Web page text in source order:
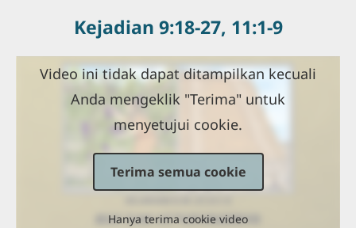
Kejadian 9:18-27, 11:1-9
Video ini tidak dapat ditampilkan kecuali
Anda mengeklik "Terima" untuk
menyetujui cookie.
Terima semua cookie
Hanya terima cookie video